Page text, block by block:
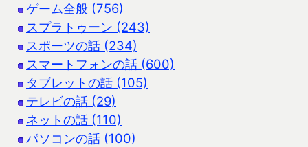
ゲーム全般 (756)
スプラトゥーン (243)
スポーツの話 (234)
スマートフォンの話 (600)
タブレットの話 (105)
テレビの話 (29)
ネットの話 (110)
パソコンの話 (100)